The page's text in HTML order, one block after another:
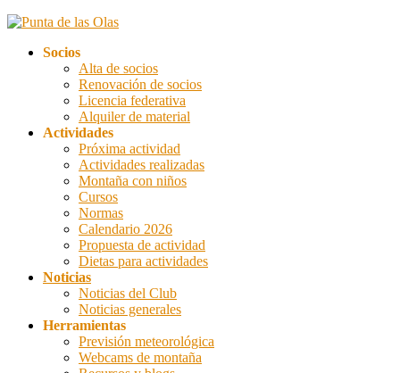
Saltar
contenido
Saltar
navegación
Socios
Alta de socios
Renovación de socios
Licencia federativa
Alquiler de material
Actividades
Próxima actividad
Actividades realizadas
Montaña con niños
Cursos
Normas
Calendario 2026
Propuesta de actividad
Dietas para actividades
Noticias
Noticias del Club
Noticias generales
Herramientas
Previsión meteorológica
Webcams de montaña